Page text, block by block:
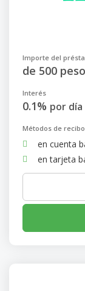
Importe del
de 500
Interés
0.1% por día
Métodos de recibo
en cuenta
en tarjeta